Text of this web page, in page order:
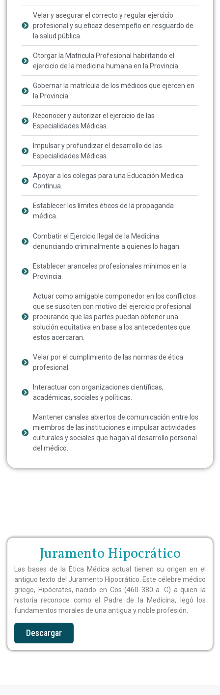
Velar y asegurar el correcto y regular ejercicio
profesional y su eficaz desempeño en resguardo de
la salud pública.
Otorgar la Matricula Profesional habilitando el
ejercicio de la medicina humana en la Provincia.
Gobernar la matrícula de los médicos que ejercen en
la Provincia.
Reconocer y autorizar el ejercicio de las
Especialidades Médicas.
Impulsar y profundizar el desarrollo de las
Especialidades Médicas.
Apoyar a los colegas para una Educación Medica
Continua.
Establecer los límites éticos de la propaganda
médica.
Combatir el Ejercicio Ilegal de la Medicina
denunciando criminalmente a quienes lo hagan.
Establecer aranceles profesionales mínimos en la
Provincia.
Actuar como amigable componedor en los conflictos
que se susciten con motivo del ejercicio profesional
procurando que las partes puedan obtener una
solución equitativa en base a los antecedentes que
estos acercaran.
Velar por el cumplimiento de las normas de ética
profesional.
Interactuar con organizaciones científicas,
académicas, sociales y políticas.
Mantener canales abiertos de comunicación entre los
miembros de las instituciones e impulsar actividades
culturales y sociales que hagan al desarrollo personal
del médico.
Juramento Hipocrático
Las bases de la Ética Médica actual tienen su origen en el
antiguo texto del Juramento Hipocrático. Este célebre médico
griego, Hipócrates, nacido en Cos (460-380 a. C) a quien la
historia reconoce como el Padre de la Medicina, legó los
fundamentos morales de una antigua y noble profesión.
Descargar